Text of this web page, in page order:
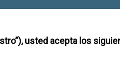
usted acepta los